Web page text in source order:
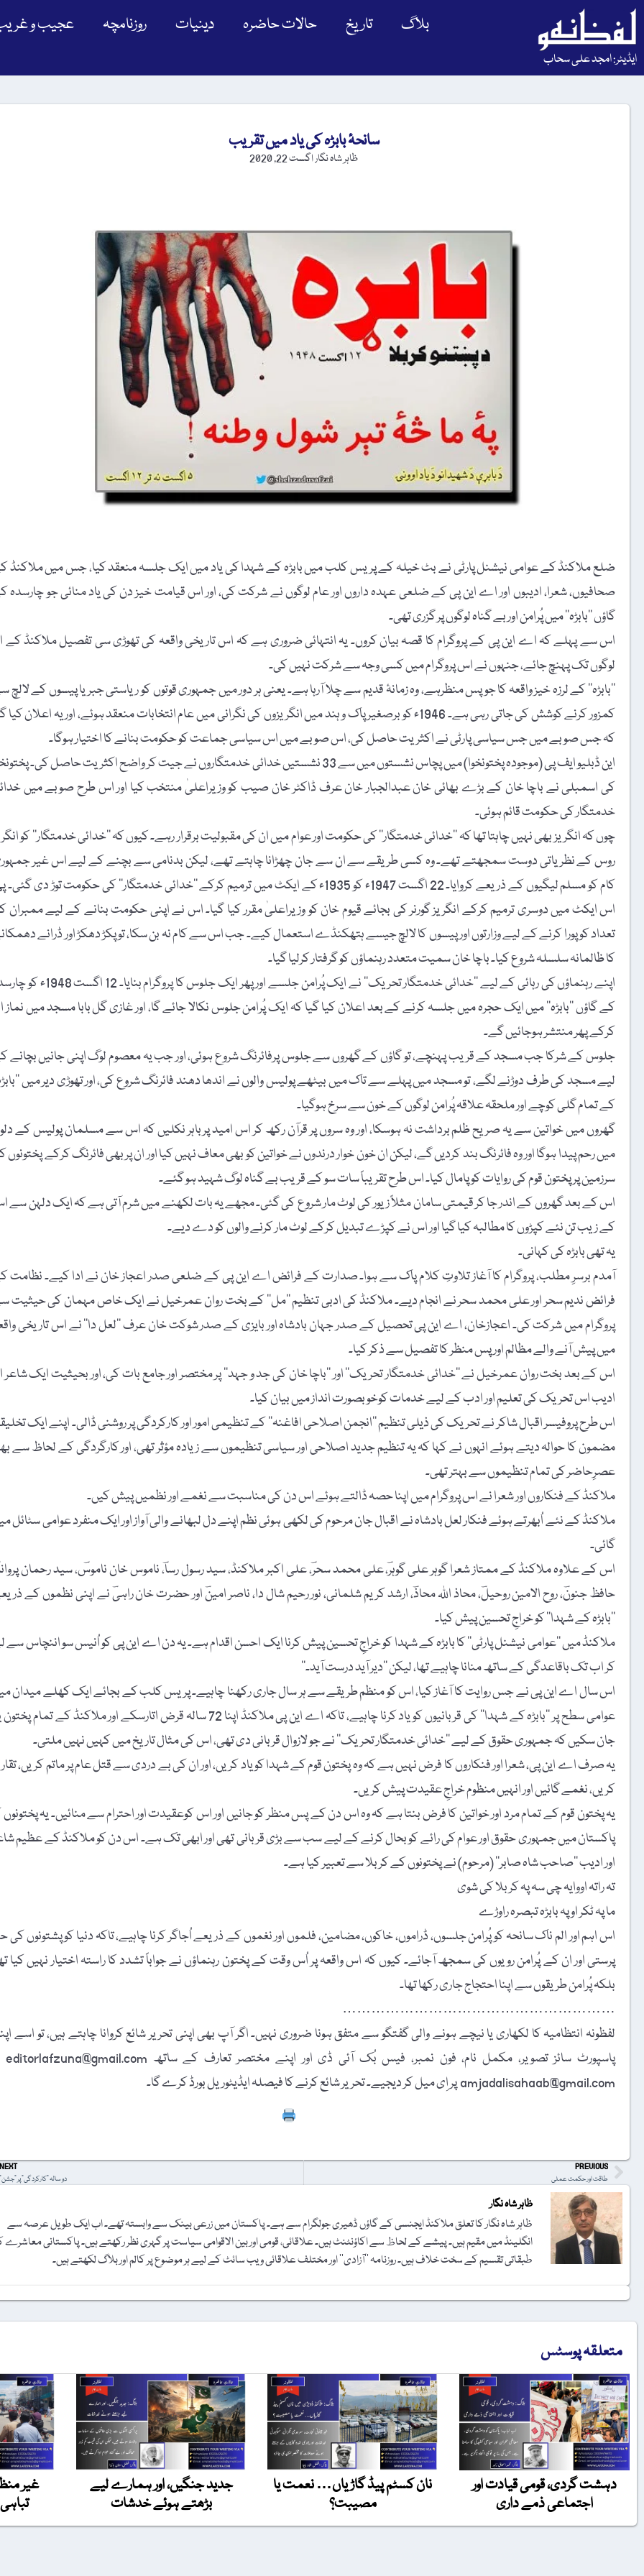
ایڈیٹر: امجد علی سحاب
بلاگ تاریخ حالات حاضرہ دینیات روزنامچہ عجیب و
سانحۂ بابڑہ کی یاد میں تقریب
ظاہر شاہ نگاراگست 22, 2020
ضلع ملاکنڈ کے عوامی نیشنل پارٹی نے بٹ خیلہ کے پریس کلب میں بابڑہ کے شہدا کی یاد میں ایک جلسہ منعقد کیا، جس میں ملاکنڈ
صحافیوں، شعرا، ادیبوں اور اے این پی کے ضلعی عہدہ داروں اور عام لوگوں نے شرکت کی، اور اس قیامت خیز دن کی یاد منائی جو چارسدہ
گاؤں ’’بابڑہ‘‘ میں پُرامن اور بے گناہ لوگوں پر گزری تھی۔
اس سے پہلے کہ اے این پی کے پروگرام کا قصہ بیان کروں۔ یہ انتہائی ضروری ہے کہ اس تاریخی واقعہ کی تھوڑی سی تفصیل ملاکنڈ کے
لوگوں تک پہنچ جائے، جنہوں نے اس پروگرام میں کسی وجہ سے شرکت نہیں کی۔
’’بابڑہ‘‘ کے لرزہ خیز واقعہ کا جو پس منظرہے، وہ زمانۂ قدیم سے چلا آرہا ہے۔ یعنی ہر دور میں جمہوری قوتوں کو ریاستی جبر یا پیسوں کے لالچ
کمزور کرنے کوشش کی جاتی رہی ہے۔ 1946ء کو برصغیر پاک و ہند میں انگریزوں کی نگرانی میں عام انتخابات منعقد ہوئے، اور یہ اعلان کیا
کہ جس صوبے میں جس سیاسی پارٹی نے اکثریت حاصل کی، اس صوبے میں اس سیاسی جماعت کو حکومت بنانے کا اختیار ہوگا۔
این ڈبلیو ایف پی (موجودہ پختونخوا) میں پچاس نشستوں میں سے 33 نشستیں خدائی خدمتگاروں نے جیت کر واضح اکثریت حاصل کی۔
کی اسمبلی نے باچا خان کے بڑے بھائی خان عبدالجبار خان عرف ڈاکٹر خان صیب کو وزیراعلیٰ منتخب کیا اور اس طرح صوبے میں
خدمتگار کی حکومت قائم ہوئی۔
چوں کہ انگریز بھی نہیں چاہتا تھا کہ ’’خدائی خدمتگار‘‘ کی حکومت اور عوام میں ان کی مقبولیت برقرار رہے۔ کیوں کہ ’’خدائی خدمتگار‘‘ کو
روس کے نظریاتی دوست سمجھتے تھے۔ وہ کسی طریقے سے ان سے جان چھڑانا چاہتے تھے، لیکن بدنامی سے بچنے کے لیے اس غیر
کام کو مسلم لیگیوں کے ذریعے کروایا۔ 22 اگست 1947ء کو 1935ء کے ایکٹ میں ترمیم کرکے ’’خدائی خدمتگار‘‘ کی حکومت توڑ دی
اس ایکٹ میں دوسری ترمیم کرکے انگریز گورنر کی بجائے قیوم خان کو وزیراعلیٰ مقرر کیا گیا۔ اس نے اپنی حکومت بنانے کے لیے ممبران
تعداد کو پورا کرنے کے لیے وزارتوں اور پیسوں کا لالچ جیسے ہتھکنڈے استعمال کیے۔ جب اس سے کام نہ بن سکا، تو پکڑ دھکڑ اور ڈرانے
کا ظالمانہ سلسلہ شروع کیا۔ باچا خان سمیت متعدد رہنماؤں کو گرفتار کرلیا گیا۔
اپنے رہنماؤں کی رہائی کے لیے ’’خدائی خدمتگار تحریک‘‘ نے ایک پُرامن جلسے اور پھر ایک جلوس کا پروگرام
کے گاؤں ’’بابڑہ‘‘ میں ایک حجرہ میں جلسہ کرنے کے بعد اعلان کیا گیا کہ ایک پُرامن جلوس نکالا جائے گا، اور غازی گل بابا مسجد میں نماز
کرکے پھر منتشر ہوجائیں گے۔
جلوس کے شرکا جب مسجد کے قریب پہنچے، تو گاؤں کے گھروں سے جلوس پرفائرنگ شروع ہوئی، اور جب یہ معصوم لوگ اپنی جانیں بچانے
لیے مسجد کی طرف دوڑنے لگے، تو مسجد میں پہلے سے تاک میں بیٹھے پولیس والوں نے اندھا دھند فائرنگ شروع کی، اور تھوڑی دیر میں
کے تمام گلی کوچے اور ملحقہ علاقہ پُرامن لوگوں کے خون سے سرخ ہوگیا۔
گھروں میں خواتین سے یہ صریح ظلم برداشت نہ ہوسکا، اور وہ سروں پر قرآن رکھ کر اس امید پر باہر نکلیں کہ اس سے مسلمان پولیس کے
میں رحم پیدا ہوگا اور وہ فائرنگ بند کردیں گے، لیکن ان خون خوار درندوں نے خواتین کو بھی معاف نہیں کیا اور ان پر بھی فائرنگ کرکے پختونوں
سرزمین پر پختون قوم کی روایات کو پامال کیا۔ اس طرح تقریباً سات سو کے قریب بے گناہ لوگ شہید ہو گئے۔
اس کے بعد گھروں کے اندر جا کر قیمتی سامان مثلاً زیور کی لوٹ مار شروع کی گئی۔ مجھے یہ بات لکھنے میں شرم آتی ہے کہ ایک دلہن سے
کے زیب تن نئے کپڑوں کا مطالبہ کیا گیا اور اس نے کپڑے تبدیل کرکے لوٹ مار کرنے والوں کو دے دیے۔
یہ تھی بابڑہ کی کہانی۔
آمدم برسرِ مطلب، پروگرام کا آغاز تلاوتِ کلام پاک سے ہوا۔ صدارت کے فرائض اے این پی کے ضلعی صدر اعجاز خان نے ادا کیے۔ نظامت
فرائض ندیم سحر اور علی محمد سحر نے انجام دیے۔ ملاکنڈ کی ادبی تنظیم ’’مل‘‘ کے بخت روان عمرخیل نے ایک خاص مہمان کی حیثیت
پروگرام میں شرکت کی۔ اعجازخان، اے این پی تحصیل کے صدر جہان بادشاہ اور بایزی کے صدر شوکت خان عرف ’’لعل دا‘‘ نے اس تاریخی
میں پیش آنے والے مظالم اور پس منظر کا تفصیل سے ذکر کیا۔
اس کے بعد بخت روان عمرخیل نے ’’خدائی خدمتگار تحریک‘‘ اور ’’باچا خان کی جد و جہد‘‘ پر مختصر اور جامع بات کی، اور بحیثیت ایک شاعر
ادیب اس تحریک کی تعلیم اور ادب کے لیے خدمات کوخوبصورت انداز میں بیان کیا۔
اس طرح پروفیسر اقبال شاکر نے تحریک کی ذیلی تنظیم ’’انجمن اصلاحی افاغنہ‘‘ کے تنظیمی امور اور کارکردگی پر روشنی ڈالی۔ اپنے ایک
مضمون کا حوالہ دیتے ہوئے انہوں نے کہا کہ یہ تنظیم جدید اصلاحی اور سیاسی تنظیموں سے زیادہ مؤثر تھی، اور کارگردگی کے لحاظ سے
عصرِحاضر کی تمام تنظیموں سے بہتر تھی۔
ملاکنڈ کے فنکاروں اور شعرا نے اس پروگرام میں اپنا حصہ ڈالتے ہوئے اس دن کی مناسبت سے نغمے اور نظمیں پیش کیں۔
ملاکنڈ کے نئے اُبھرتے ہوئے فنکار لعل بادشاہ نے اقبال جان مرحوم کی لکھی ہوئی نظم اپنے دل لبھانے والی آواز اور ایک منفرد عوامی سٹائل
گائی۔
اس کے علاوہ ملاکنڈ کے ممتاز شعرا گوہر علی گوہرؔ، علی محمد سحرؔ، علی اکبر ملاکنڈ، سید رسول رساؔ، ناموس خان ناموسؔ، سید رحمان
حافظ جنونؔ، روح الامین روحیلؔ، محاذ اللہ محاذؔ، ارشد کریم شلمانی، نور رحیم شال دا، ناصر امینؔ اور حضرت خان راہیؔ نے اپنی نظموں کے
’’بابڑہ کے شہدا‘‘ کو خراجِ تحسین پیش کیا۔
ملاکنڈ میں ’’عوامی نیشنل پارٹی‘‘ کا بابڑہ کے شہدا کو خراجِ تحسین پیش کرنا ایک احسن اقدام ہے۔ یہ دن اے این پی کو اُنیس سو اننچاس سے
کر اب تک باقاعدگی کے ساتھ منانا چاہیے تھا، لیکن ’’دیر آید درست آید۔‘‘
اس سال اے این پی نے جس روایت کا آغاز کیا، اس کو منظم طریقے سے ہر سال جاری رکھنا چاہیے۔ پریس کلب کے بجائے ایک کھلے میدان
عوامی سطح پر ’’بابڑہ کے شہدا‘‘ کی قربانیوں کو یاد کرنا چاہیے، تاکہ اے این پی ملاکنڈ اپنا 72 سالہ قرض اتارسکے اور ملاکنڈ کے تمام
جان سکیں کہ جمہوری حقوق کے لیے ’’خدائی خدمتگار تحریک‘‘ نے جو لازوال قربانی دی تھی، اس کی مثال تاریخ میں کہیں نہیں ملتی۔
یہ صرف اے این پی، شعرا اور فنکاروں کا فرض نہیں ہے کہ وہ پختون قوم کے شہدا کو یاد کریں، اور ان کی بے دردی سے قتل عام پر ماتم کریں،
کریں، نغمے گائیں اور انہیں منظوم خراجِ عقیدت پیش کریں۔
یہ پختون قوم کے تمام مرد اور خواتین کا فرض بنتا ہے کہ وہ اس دن کے پس منظر کو جانیں اور اس کوعقیدت اور احترام سے منائیں۔ یہ پختونوں
پاکستان میں جمہوری حقوق اور عوام کی رائے کو بحال کرنے کے لیے سب سے بڑی قربانی تھی اور ابھی تک ہے۔ اس دن کو ملاکنڈ کے عظیم
اور ادیب ’’صاحب شاہ صابر‘‘ (مرحوم) نے پختونوں کے کربلا سے تعبیر کیا ہے۔
تہ راتہ اووایہ چی سہ پہ کربلا کی شوی
ما پہ ٹکر او پہ بابڑہ تبصرہ راوڑے
اس اہم اور الم ناک سانحہ کو پُرامن جلسوں، ڈراموں، خاکوں، مضامین، فلموں اور نغموں کے ذریعے اُجاگر کرنا چاہیے، تاکہ دنیا کو پشتونوں کی
پرستی اور ان کے پُرامن رویوں کی سمجھ آجائے۔ کیوں کہ اس واقعہ پر اُس وقت کے پختون رہنماؤں نے جواباً تشدد کا راستہ اختیار نہیں کیا
بلکہ پُرامن طریقوں سے اپنا احتجاج جاری رکھا تھا۔
…………………………………………………
لفظونہ انتظامیہ کا لکھاری یا نیچے ہونے والی گفتگو سے متفق ہونا ضروری نہیں۔ اگر آپ بھی اپنی تحریر شائع کروانا چاہتے ہیں، تو اسے
amjadalisahaab@gmail.com پر اِی میل کر دیجیے۔ تحریر شائع کرنے کا فیصلہ ایڈیٹوریل بورڈ کرے گا۔
PREVIOUS
طاقت اور حکمت عملی
NEXT
دو سالہ "کارکردگی” پر "جشن”
ظاہر شاہ نگار
ظاہر شاہ نگار کا تعلق ملاکنڈ ایجنسی کے گاؤں ڈھیری جولگرام سے ہے۔ پاکستان میں زرعی بینک سے وابستہ تھے۔ اب ایک طویل عرصہ سے
انگلینڈ میں مقیم ہیں۔ پیشے کے لحاظ سے اکاؤنٹنٹ ہیں۔ علاقائی، قومی اور بین الاقوامی سیاست پر گہری نظر رکھتے ہیں۔ پاکستانی
طبقاتی تقسیم کے سخت خلاف ہیں۔ روزنامہ ’’آزادی‘‘ اور مختلف علاقائی ویب سائٹ کے لیے ہر موضوع پر کالم اور بلاگ لکھتے ہیں۔
متعلقہ پوسٹس
دہشت گردی، قومی قیادت اور
اجتماعی ذمے داری
نان کسٹم پیڈ گاڑیاں… نعمت یا
مصیبت؟
جدید جنگیں، اور ہمارے لیے
بڑھتے ہوئے خدشات
غیر